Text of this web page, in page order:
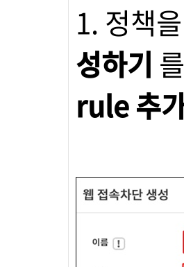
1. 정책
성하기
rule 추